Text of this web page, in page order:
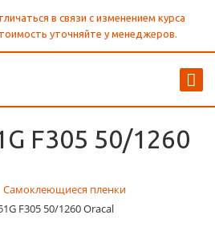
в связи с изменением курса
уточняйте у менеджеров.
F305 50/1260
Самоклеющиеся пленки
F305 50/1260 Oracal